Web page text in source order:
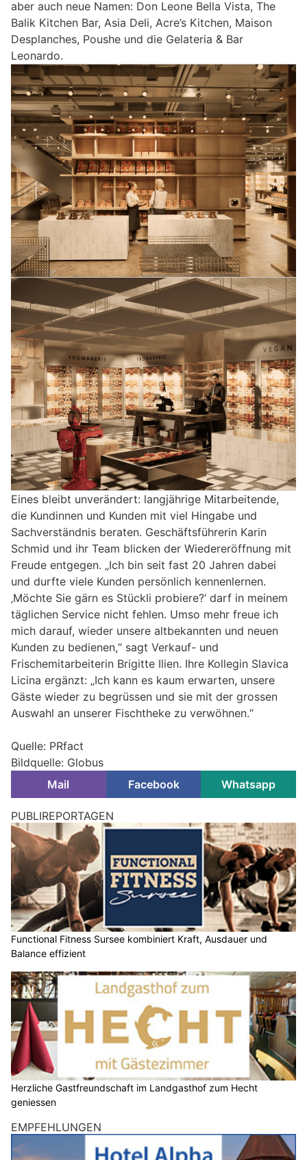
aber auch neue Namen: Don Leone Bella Vista, The
Balik Kitchen Bar, Asia Deli, Acre’s Kitchen, Maison
Desplanches, Poushe und die Gelateria & Bar
Leonardo.
Eines bleibt unverändert: langjährige Mitarbeitende,
die Kundinnen und Kunden mit viel Hingabe und
Sachverständnis beraten. Geschäftsführerin Karin
Schmid und ihr Team blicken der Wiedereröffnung mit
Freude entgegen. „Ich bin seit fast 20 Jahren dabei
und durfte viele Kunden persönlich kennenlernen.
‚Möchte Sie gärn es Stückli probiere?‘ darf in meinem
täglichen Service nicht fehlen. Umso mehr freue ich
mich darauf, wieder unsere altbekannten und neuen
Kunden zu bedienen,“ sagt Verkauf- und
Frischemitarbeiterin Brigitte Ilien. Ihre Kollegin Slavica
Licina ergänzt: „Ich kann es kaum erwarten, unsere
Gäste wieder zu begrüssen und sie mit der grossen
Auswahl an unserer Fischtheke zu verwöhnen.“
Quelle: PRfact
Bildquelle: Globus
Mail
Facebook Whatsapp
PUBLIREPORTAGEN
Functional Fitness Sursee kombiniert Kraft, Ausdauer und
Balance effizient
Herzliche Gastfreundschaft im Landgasthof zum Hecht
geniessen
EMPFEHLUNGEN